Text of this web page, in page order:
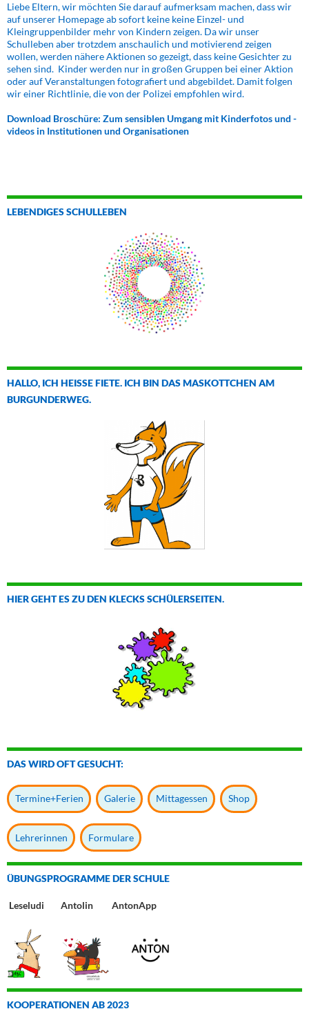
Liebe Eltern, wir möchten Sie darauf aufmerksam machen, dass wir
auf unserer Homepage ab sofort keine keine Einzel- und
Kleingruppenbilder mehr von Kindern zeigen. Da wir unser
Schulleben aber trotzdem anschaulich und motivierend zeigen
wollen, werden nähere Aktionen so gezeigt, dass keine Gesichter zu
sehen sind. Kinder werden nur in großen Gruppen bei einer Aktion
oder auf Veranstaltungen fotografiert und abgebildet. Damit folgen
wir einer Richtlinie, die von der Polizei empfohlen wird.
Download Broschüre: Zum sensiblen Umgang mit Kinderfotos und -
videos in Institutionen und Organisationen
LEBENDIGES SCHULLEBEN
HALLO, ICH HEISSE FIETE. ICH BIN DAS MASKOTTCHEN AM B
URGUNDERWEG.
HIER GEHT ES ZU DEN KLECKS SCHÜLERSEITEN.
DAS WIRD OFT GESUCHT:
Termine+Ferien Galerie Mittagessen Shop
Lehrerinnen Formulare
ÜBUNGSPROGRAMME DER SCHULE
Leseludi Antolin AntonApp
KOOPERATIONEN AB 2023